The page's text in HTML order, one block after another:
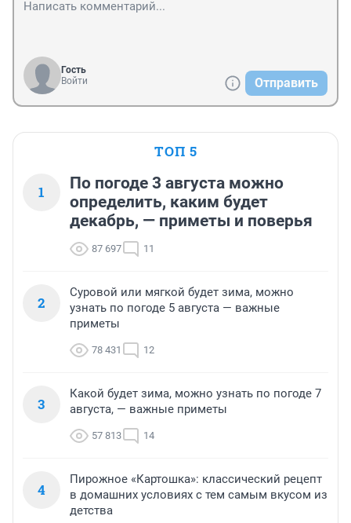
Гость
Войти
Отправить
ТОП 5
1
По погоде 3 августа можно
определить, каким будет
декабрь, — приметы и поверья
87 697 11
2
Суровой или мягкой будет зима, можно
узнать по погоде 5 августа — важные
приметы
78 431 12
3
Какой будет зима, можно узнать по погоде 7
августа, — важные приметы
57 813 14
4
Пирожное «Картошка»: классический рецепт
в домашних условиях с тем самым вкусом из
детства